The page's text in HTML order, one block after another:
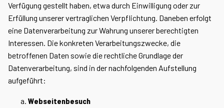
Verfügung gestellt haben, etwa durch Einwilligung oder zur
Erfüllung unserer vertraglichen Verpflichtung. Daneben erfolgt
eine Datenverarbeitung zur Wahrung unserer berechtigten
Interessen. Die konkreten Verarbeitungszwecke, die
betroffenen Daten sowie die rechtliche Grundlage der
Datenverarbeitung, sind in der nachfolgenden Aufstellung
aufgeführt:
Webseitenbesuch